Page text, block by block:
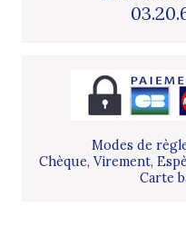
Modes de
Chèque, Virement,
Carte